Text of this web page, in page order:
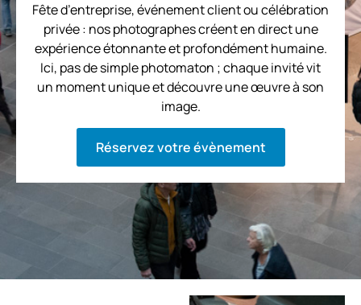
Fête d’entreprise, événement client ou célébration
privée : nos photographes créent en direct une
expérience étonnante et profondément humaine.
Ici, pas de simple photomaton ; chaque invité vit
un moment unique et découvre une œuvre à son
image.
Réservez votre évènement